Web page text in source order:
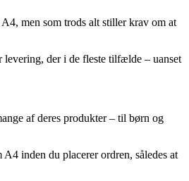
men som trods alt stiller krav om at
der i de fleste tilfælde – uanset
af deres produkter – til børn og
inden du placerer ordren, således at